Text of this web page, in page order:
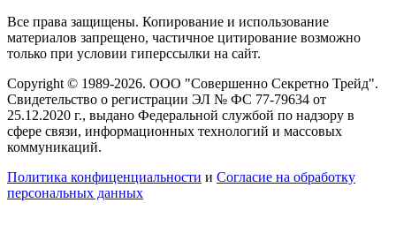
Все права защищены. Копирование и использование
материалов запрещено, частичное цитирование возможно
только при условии гиперссылки на сайт.
Copyright © 1989-2026. ООО "Совершенно Секретно Трейд".
Свидетельство о регистрации ЭЛ № ФС 77-79634 от
25.12.2020 г., выдано Федеральной службой по надзору в
сфере связи, информационных технологий и массовых
коммуникаций.
Политика конфиценциальности и Согласие на обработку
персональных данных